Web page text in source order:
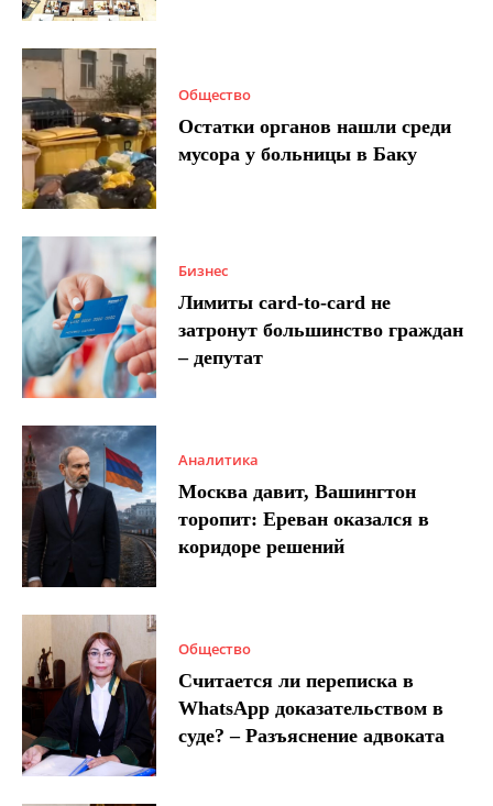
Общество
Остатки органов нашли среди
мусора у больницы в Баку
Бизнес
Лимиты card-to-card не
затронут большинство граждан
– депутат
Аналитика
Москва давит, Вашингтон
торопит: Ереван оказался в
коридоре решений
Общество
Считается ли переписка в
WhatsApp доказательством в
суде? – Разъяснение адвоката